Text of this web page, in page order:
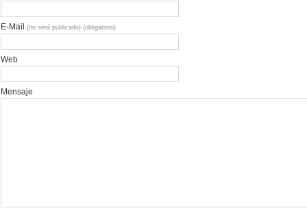
E-Mail (no será publicado) (obligatorio)
Web
Mensaje